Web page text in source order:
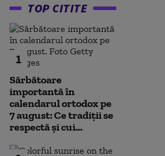
TOP CITITE
1
Sărbătoare
importantă în
calendarul ortodox pe
7 august: Ce tradiții se
respectă și cui...